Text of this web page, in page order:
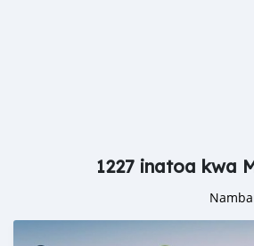
1227 inatoa kwa